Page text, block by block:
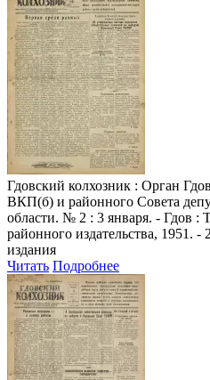
Гдовский колхозник : Орган
ВКП(б) и районного Совета
области. № 2 : 3 января. - Гдов :
районного издательства, 1951.
издания
Читать Подробнее